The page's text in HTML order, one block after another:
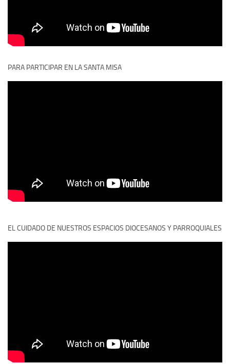
PARA PARTICIPAR EN LA SANTA MISA
EL CUIDADO DE NUESTROS ESPACIOS DIOCESANOS Y PARROQUIALES